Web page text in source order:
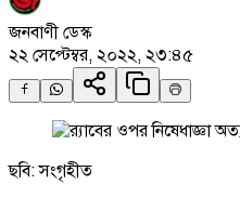
জনবাণী ডেস্ক
২২ সেপ্টেম্বর, ২০২২, ২৩:৪৫
ছবি: সংগৃহীত